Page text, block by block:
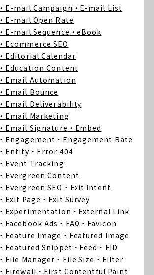
・E-mail Campaign ・E-mail List
・E-mail Open Rate
・E-mail Sequence ・eBook
・Ecommerce SEO
・Editorial Calendar
・Education Content
・Email Automation
・Email Bounce
・Email Deliverability
・Email Marketing
・Email Signature ・Embed
・Engagement ・Engagement Rate
・Entity ・Error 404
・Event Tracking
・Evergreen Content
・Evergreen SEO ・Exit Intent
・Exit Page ・Exit Survey
・Experimentation ・External Link
・Facebook Ads ・FAQ ・Favicon
・Feature Image ・Featured Image
・Featured Snippet ・Feed ・FID
・File Manager ・File Size ・Filter
・Firewall ・First Contentful Paint